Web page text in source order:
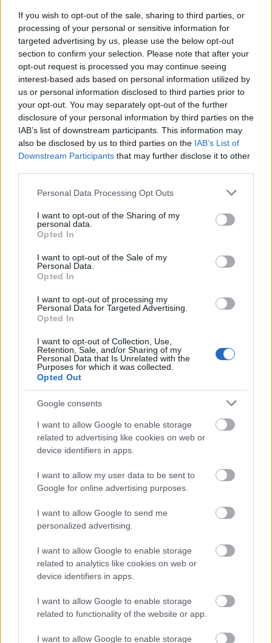
If you wish to opt-out of the sale, sharing to third parties, or
processing of your personal or sensitive information for
targeted advertising by us, please use the below opt-out
section to confirm your selection. Please note that after your
opt-out request is processed you may continue seeing
interest-based ads based on personal information utilized by
us or personal information disclosed to third parties prior to
your opt-out. You may separately opt-out of the further
disclosure of your personal information by third parties on the
IAB’s list of downstream participants. This information may
also be disclosed by us to third parties on the IAB’s List of
Downstream Participants that may further disclose it to other
Please note that this website/app uses one or more Google
not limited to your visit or usage behaviour. You may click to
grant or deny consent to Google and its third-party tags to
use your data for below specified purposes in below Google
consent section.
Personal Data Processing Opt Outs
I want to opt-out of the Sharing of my
personal data.
Opted In
I want to opt-out of the Sale of my
Personal Data.
Opted In
I want to opt-out of processing my
Personal Data for Targeted Advertising.
Opted In
I want to opt-out of Collection, Use,
Retention, Sale, and/or Sharing of my
Personal Data that Is Unrelated with the
Purposes for which it was collected.
Opted Out
Google consents
I want to allow Google to enable storage
related to advertising like cookies on web or
device identifiers in apps.
I want to allow my user data to be sent to
Google for online advertising purposes.
I want to allow Google to send me
personalized advertising.
I want to allow Google to enable storage
related to analytics like cookies on web or
device identifiers in apps.
I want to allow Google to enable storage
related to functionality of the website or app.
I want to allow Google to enable storage
Sokan – köztük például a The Atlantic – az „első
Twitter-forradalomként” aposztrofálják az Ben Ali
kiebrudalását, annak nyomán, hogy a több mint egy
hónappal ezelőtt kezdődött zavargásokról a legtöbb
hír- és főleg képanyag sokáig az egyébként gyakran
cenzúrázott tunéziai internetes csatornákon
terjedtek: a Global Voices, a Youtube és a Twitter
oldalain. Mások arról cikkeznek, hogy egyenesen a
WikiLeaks által közzétett egyik titkos amerikai
diplomáciai irat lehetett a szikra, amely lángra
lobbantotta a máris a szomszédos országokra való
átterjedéssel fenyegető tunéziai forradalom lángját.
A szigorúan központi kézben tartott állami média
időközben állítólag épségben kiszabadult – helyi
blogger viszont annál szaftosabban tálalta a
amerikai diplomaták Ben Ali és családjával
kapcsolatos aggályaiknak adtak hangot.
Az elnök két unokaöccse, Imed és Moaz például
ellopták Bruno Roger francia üzletember yachtját,
majd apró kozmetikázás után használtba is vették.
Roger francia kapcsolatain keresztül kisebb
diplomáciai botrányt robbantott ki, így végül a
visszakapta hajóját. Az ügyben az Interpol is
nyomozni kezdett, nemzetközi nyomás hatására
Tuniszban bíróság elé állították a két testvért, de az
eljárás úgy tűnik, elsikkadt.
A diplomáciai feljegyzések szerint az egész banki
hitelezés is a kapcsolatokra épül, üzleti tervek,
fedezetek alig számítanak, megfelelő ismerettség
azonban mindent megold. Jól mutatja ezt a
nemfizető hitelek aránya, amely 2008-ban elérte a
A kormány természetesen minden eszközt bevetett,
nyilvános terjesztését a neten, egy online
aktivistákból álló csoport viszont a cenzorok ellen
indított kibertámadást.
A Global Voices alapítója szerint külön-külön egyik –
technológiai, gazdasági vagy más – tényező sem